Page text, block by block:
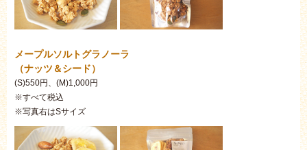
メープルソルトグラノーラ
（ナッツ＆シード）
(S)550円、(M)1,000円
※すべて税込
※写真右はSサイズ